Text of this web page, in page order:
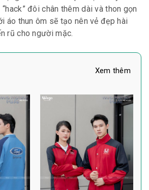
đôi chân thêm dài và thon gọn
áo thun ôm sẽ tạo nên vẻ đẹp hài
rũ cho người mặc.
Xem thêm